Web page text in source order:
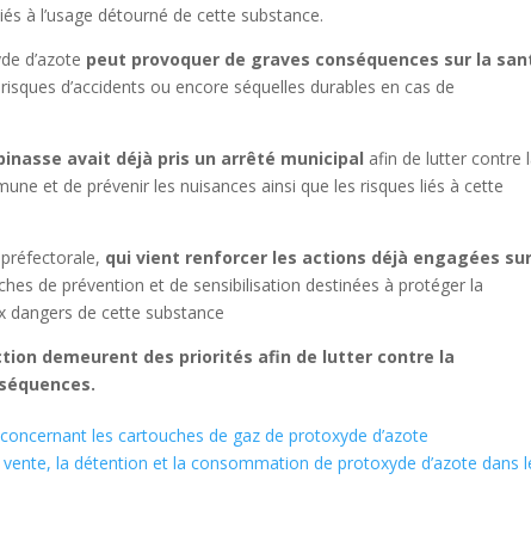
à l’usage détourné de cette substance.
d’azote peut provoquer de graves conséquences sur la
d’accidents ou encore séquelles durables en cas de
avait déjà pris un arrêté municipal afin de lutter contre
et de prévenir les nuisances ainsi que les risques liés à cette
qui vient renforcer les actions déjà engagées
de prévention et de sensibilisation destinées à protéger la
dangers de cette substance
demeurent des priorités afin de lutter contre la
les cartouches de gaz de protoxyde d’azote
vente, la détention etla consommation de protoxyde d’azote dans